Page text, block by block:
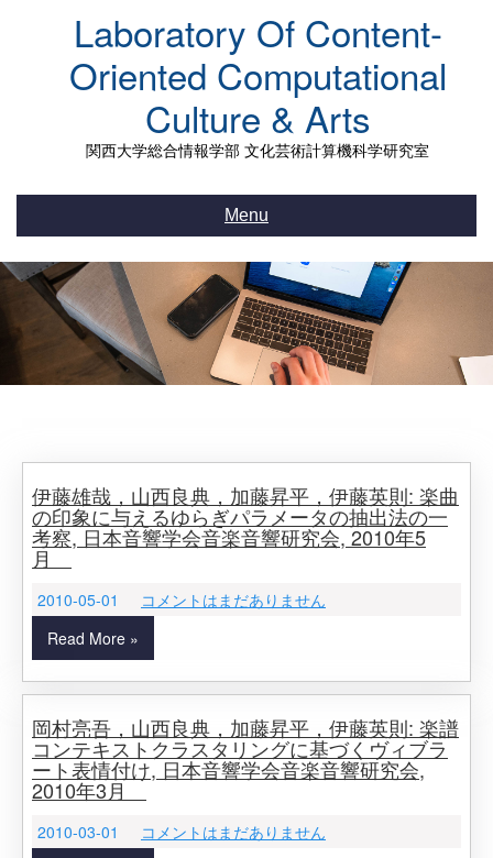
Laboratory Of Content-
Oriented Computational
Culture & Arts
関西大学総合情報学部 文化芸術計算機科学研究室
Menu
伊藤雄哉，山西良典，加藤昇平，伊藤英則: 楽曲
の印象に与えるゆらぎパラメータの抽出法の一
考察, 日本音響学会音楽音響研究会, 2010年5
月
2010-05-01
コメントはまだありません
Read More »
岡村亮吾，山西良典，加藤昇平，伊藤英則: 楽譜
コンテキストクラスタリングに基づくヴィブラ
ート表情付け, 日本音響学会音楽音響研究会,
2010年3月
2010-03-01
コメントはまだありません